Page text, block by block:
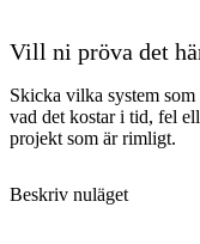
Vill ni pröva det
Skicka vilka system
vad det kostar i tid, fel
projekt som är rimligt.
Beskriv nuläget